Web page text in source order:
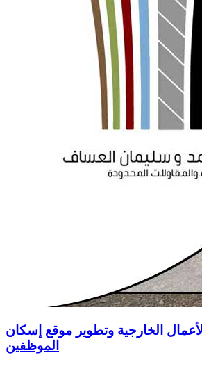
الخارجية وتطوير موقع إسكان
الموظفين